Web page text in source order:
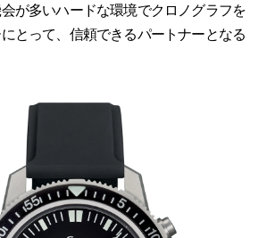
が多いハードな環境でクロノグラフを
とって、信頼できるパートナーとなる